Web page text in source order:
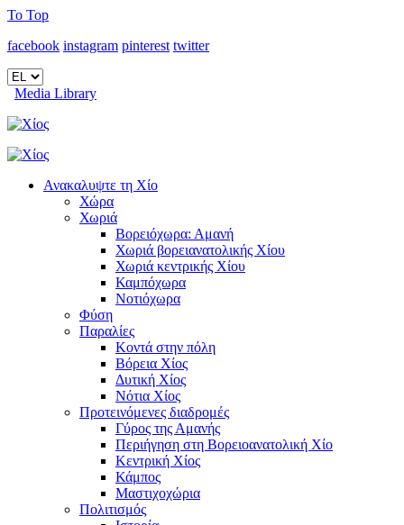
To Top
facebook instagram pinterest twitter
Media Library
Ανακαλυψτε τη Χίο
Χώρα
Χωριά
Βορειόχωρα: Αμανή
Χωριά βορειανατολικής Χίου
Χωριά κεντρικής Χίου
Καμπόχωρα
Νοτιόχωρα
Φύση
Παραλίες
Κοντά στην πόλη
Βόρεια Χίος
Δυτική Χίος
Νότια Χίος
Προτεινόμενες διαδρομές
Γύρος της Αμανής
Περιήγηση στη Βορειοανατολική Χίο
Κεντρική Χίος
Κάμπος
Μαστιχοχώρια
Πολιτισμός